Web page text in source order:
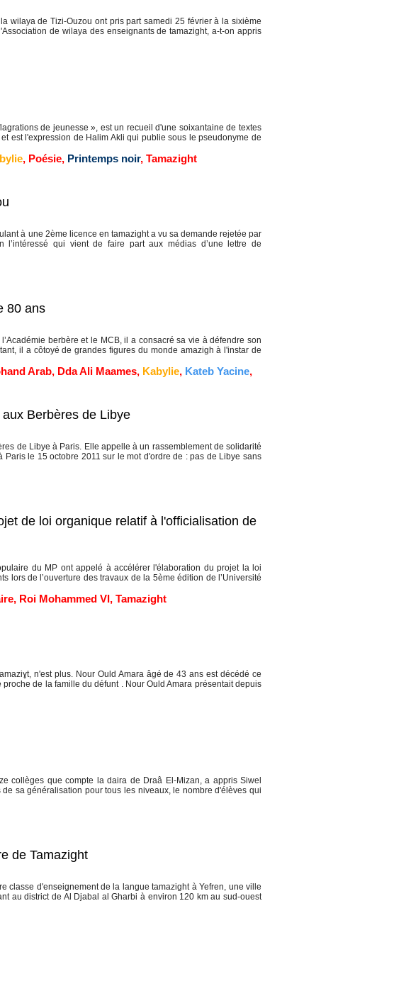
wilaya de Tizi-Ouzou ont pris part samedi 25 février à la sixième
de wilaya des enseignants de tamazight, a-t-on appris
de jeunesse », est un recueil d'une soixantaine de textes
est l'expression de Halim Akli qui publie sous le pseudonyme de
, Poésie, Printemps noir, Tamazight
à une 2ème licence en tamazight a vu sa demande rejetée par
l’intéressé qui vient de faire part aux médias d’une lettre de
80 ans
berbère et le MCB, il a consacré sa vie à défendre son
il a côtoyé de grandes figures du monde amazigh à l'instar de
Arab, Dda Ali Maames, Kabylie, Kateb Yacine,
Berbères de Libye
de Libye à Paris. Elle appelle à un rassemblement de solidarité
le 15 octobre 2011 sur le mot d'ordre de : pas de Libye sans
de loi organique relatif à l'officialisation de
du MP ont appelé à accélérer l'élaboration du projet la loi
de l’ouverture des travaux de la 5ème édition de l’Université
, Roi Mohammed VI, Tamazight
n'est plus. Nour Ould Amara âgé de 43 ans est décédé ce
de la famille du défunt . Nour Ould Amara présentait depuis
collèges que compte la daira de Draâ El-Mizan, a appris Siwel
sa généralisation pour tous les niveaux, le nombre d'élèves qui
de Tamazight
classe d'enseignement de la langue tamazight à Yefren, une ville
au district de Al Djabal al Gharbi à environ 120 km au sud-ouest